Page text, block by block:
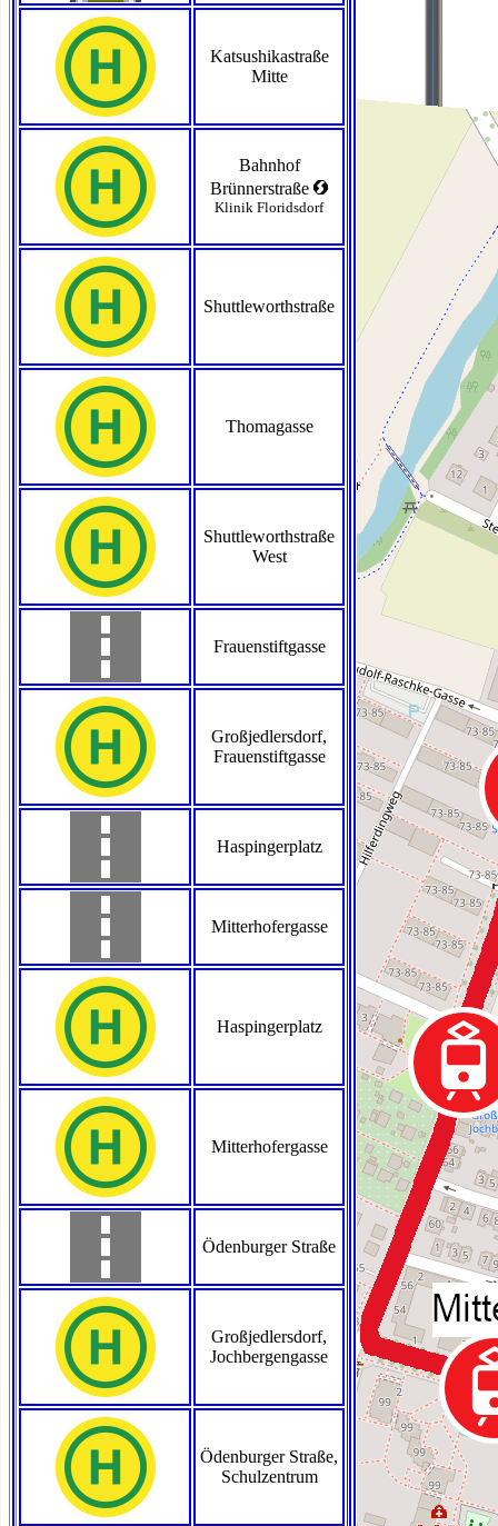
Katsushikastraße
Mitte
Bahnhof
Brünnerstraße <
Klinik Floridsdorf
Shuttleworthstraße
Thomagasse
Shuttleworthstraße
West
Frauenstiftgasse
Großjedlersdorf,
Frauenstiftgasse
Haspingerplatz
Mitterhofergasse
Haspingerplatz
Mitterhofergasse
Ödenburger Straße
Großjedlersdorf,
Jochbergengasse
Ödenburger Straße,
Schulzentrum